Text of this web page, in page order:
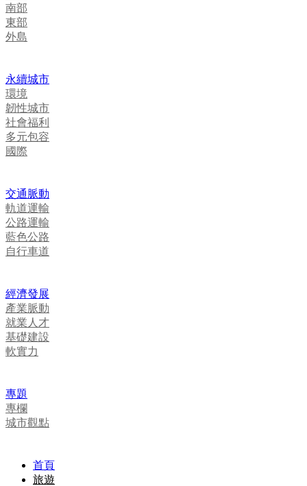
南部
東部
外島
永續城市
環境
韌性城市
社會福利
多元包容
國際
交通脈動
軌道運輸
公路運輸
藍色公路
自行車道
經濟發展
產業脈動
就業人才
基礎建設
軟實力
專題
專欄
城市觀點
首頁
旅遊